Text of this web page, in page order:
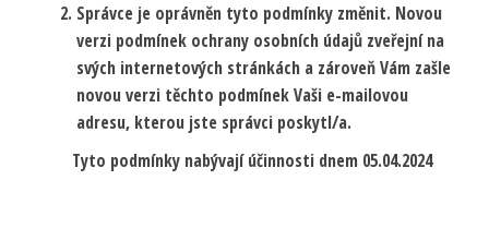
Správce je oprávněn tyto podmínky změnit. Novou
verzi podmínek ochrany osobních údajů zveřejní na
svých internetových stránkách a zároveň Vám zašle
novou verzi těchto podmínek Vaši e-mailovou
adresu, kterou jste správci poskytl/a.
Tyto podmínky nabývají účinnosti dnem 05.04.2024